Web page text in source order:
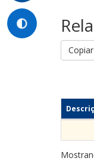
Copiar